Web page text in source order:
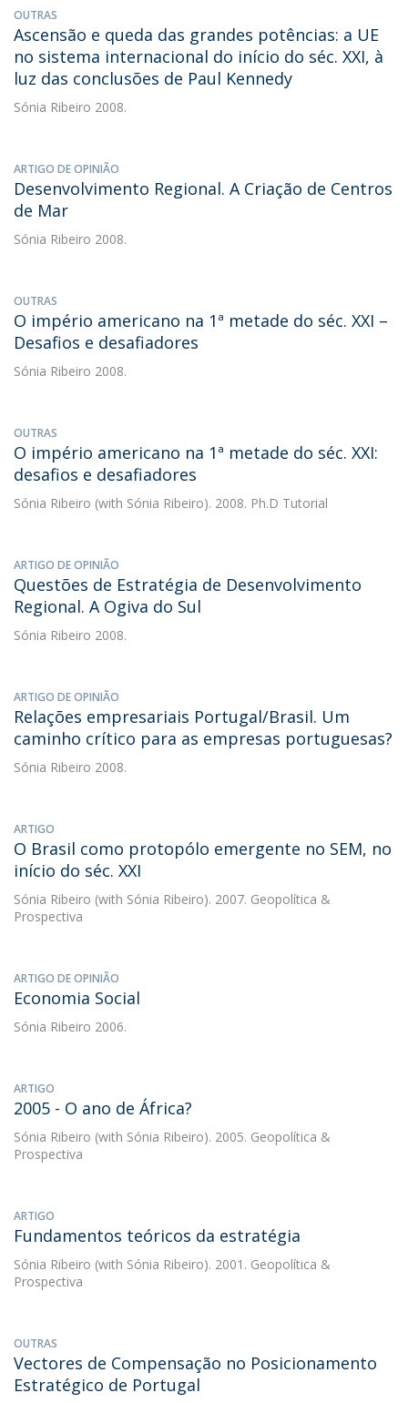
OUTRAS
Ascensão e queda das grandes potências: a UE
no sistema internacional do início do séc. XXI, à
luz das conclusões de Paul Kennedy
Sónia Ribeiro 2008.
ARTIGO DE OPINIÃO
Desenvolvimento Regional. A Criação de Centros
de Mar
Sónia Ribeiro 2008.
OUTRAS
O império americano na 1ª metade do séc. XXI –
Desafios e desafiadores
Sónia Ribeiro 2008.
OUTRAS
O império americano na 1ª metade do séc. XXI:
desafios e desafiadores
Sónia Ribeiro (with Sónia Ribeiro). 2008. Ph.D Tutorial
ARTIGO DE OPINIÃO
Questões de Estratégia de Desenvolvimento
Regional. A Ogiva do Sul
Sónia Ribeiro 2008.
ARTIGO DE OPINIÃO
Relações empresariais Portugal/Brasil. Um
caminho crítico para as empresas portuguesas?
Sónia Ribeiro 2008.
ARTIGO
O Brasil como protopólo emergente no SEM, no
início do séc. XXI
Sónia Ribeiro (with Sónia Ribeiro). 2007. Geopolítica &
Prospectiva
ARTIGO DE OPINIÃO
Economia Social
Sónia Ribeiro 2006.
ARTIGO
2005 - O ano de África?
Sónia Ribeiro (with Sónia Ribeiro). 2005. Geopolítica &
Prospectiva
ARTIGO
Fundamentos teóricos da estratégia
Sónia Ribeiro (with Sónia Ribeiro). 2001. Geopolítica &
Prospectiva
OUTRAS
Vectores de Compensação no Posicionamento
Estratégico de Portugal